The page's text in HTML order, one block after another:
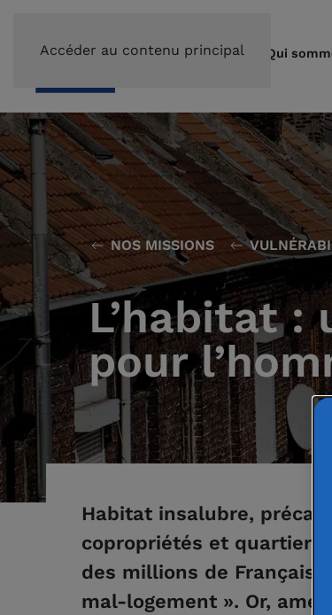
Accéder au contenu principal Qui
NOS MISSIONS
L’habitat :
pour
Habitat insalubre,
copropriétés et
des millions de Français
mal-logement ». Or,